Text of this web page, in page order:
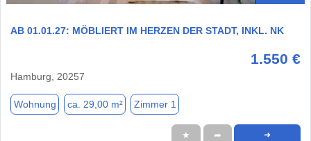
AB 01.01.27: MÖBLIERT IM HERZEN DER STADT, INKL. NK
1.550 €
Hamburg, 20257
Wohnung ca. 29,00 m² Zimmer 1
★ ➦ ➜